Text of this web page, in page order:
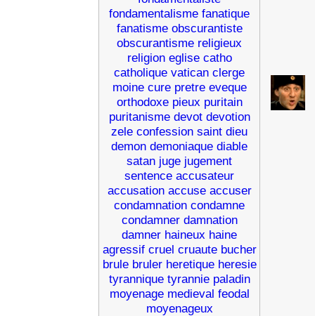
fondamentalisme fanatique
fanatisme obscurantiste
obscurantisme religieux
religion eglise catho
catholique vatican clerge
moine cure pretre eveque
orthodoxe pieux puritain
puritanisme devot devotion
zele confession saint dieu
demon demoniaque diable
satan juge jugement
sentence accusateur
accusation accuse accuser
condamnation condamne
condamner damnation
damner haineux haine
agressif cruel cruaute bucher
brule bruler heretique heresie
tyrannique tyrannie paladin
moyenage medieval feodal
moyenageux